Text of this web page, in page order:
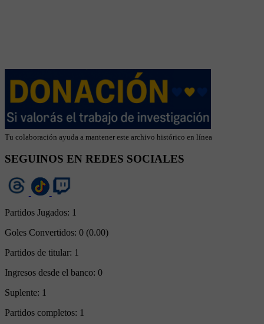
Tu colaboración ayuda a mantener este archivo histórico en línea
SEGUINOS EN REDES SOCIALES
Partidos Jugados: 1
Goles Convertidos: 0 (0.00)
Partidos de titular: 1
Ingresos desde el banco: 0
Suplente: 1
Partidos completos: 1